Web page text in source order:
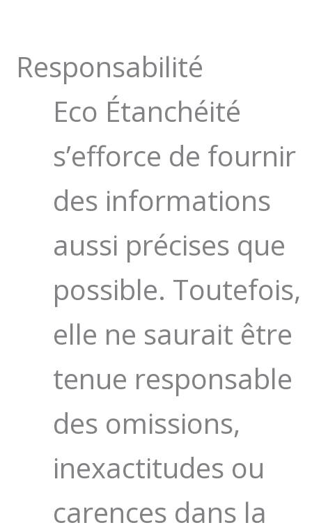
Responsabilité
Eco Étanchéité
s’efforce de fournir
des informations
aussi précises que
possible. Toutefois,
elle ne saurait être
tenue responsable
des omissions,
inexactitudes ou
carences dans la